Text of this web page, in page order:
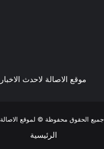
موقع الاصالة لاحدث الاخبار
جميع الحقوق محفوظة © لموقع الاصالة 2026
الرئيسية